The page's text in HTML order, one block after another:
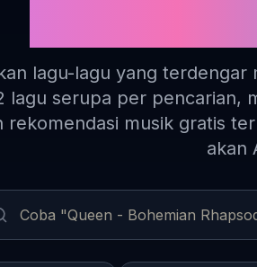
lagu-lagu yang
lagu serupa per pencarian,
rekomendasi musik gratis
akan